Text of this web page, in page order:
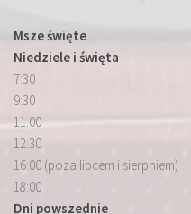
Msze święte
Niedziele i święta
7:30
9:30
11:00
12:30
16:00 (poza lipcem i sierpniem)
18:00
Dni powszednie